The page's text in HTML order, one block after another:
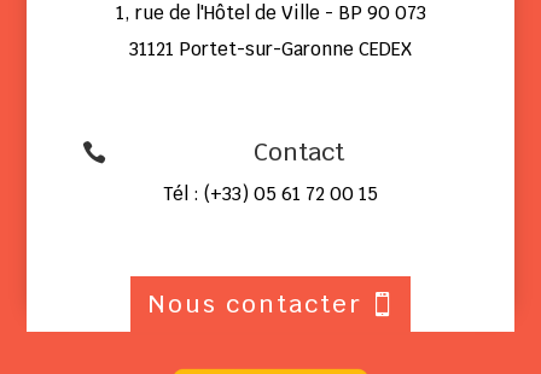
1, rue de l'Hôtel de Ville - BP 90 073
31121 Portet-sur-Garonne CEDEX
 Contact
Tél : (+33) 05 61 72 00 15
Nous contacter